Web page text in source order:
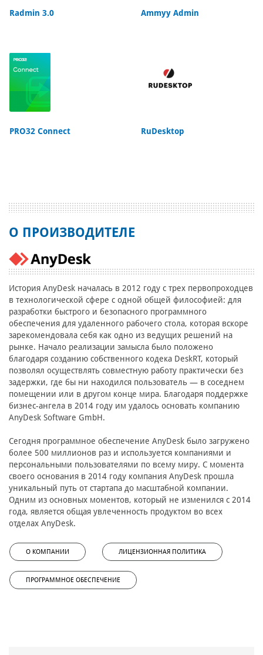
Radmin 3.0 Ammyy Admin
PRO32 Connect RuDesktop
О ПРОИЗВОДИТЕЛЕ
История AnyDesk началась в 2012 году с трех первопроходцев
в технологической сфере с одной общей философией: для
разработки быстрого и безопасного программного
обеспечения для удаленного рабочего стола, которая вскоре
зарекомендовала себя как одно из ведущих решений на
рынке. Начало реализации замысла было положено
благодаря созданию собственного кодека DeskRT, который
позволял осуществлять совместную работу практически без
задержки, где бы ни находился пользователь — в соседнем
помещении или в другом конце мира. Благодаря поддержке
бизнес-ангела в 2014 году им удалось основать компанию
AnyDesk Software GmbH.
Сегодня программное обеспечение AnyDesk было загружено
более 500 миллионов раз и используется компаниями и
персональными пользователями по всему миру. С момента
своего основания в 2014 году компания AnyDesk прошла
уникальный путь от стартапа до масштабной компании.
Одним из основных моментов, который не изменился с 2014
года, является общая увлеченность продуктом во всех
отделах AnyDesk.
О КОМПАНИИ ЛИЦЕНЗИОННАЯ ПОЛИТИКА
ПРОГРАММНОЕ ОБЕСПЕЧЕНИЕ